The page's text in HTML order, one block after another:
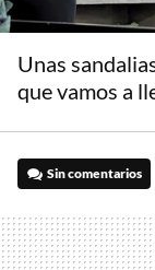
Unas
que vamos a
Sin comentarios